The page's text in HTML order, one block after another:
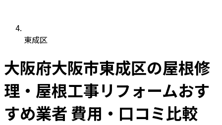
東成区
大阪府大阪市東成区の屋根修
理・屋根工事リフォームおす
すめ業者 費用・口コミ比較